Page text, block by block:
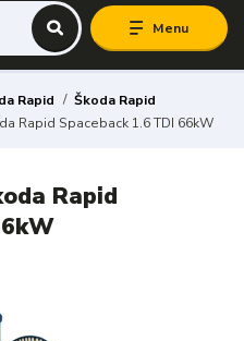
Menu
Rapid
Škoda Rapid
Rapid Spaceback 1.6 TDI 66kW
Rapid